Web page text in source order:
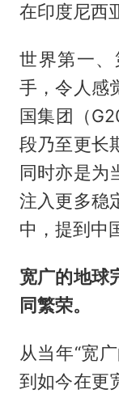
在印度尼西
世界第一
手，令人感
国集团（
段乃至更长
同时亦是为
注入更多稳
中，提到中
宽广的地球
同繁荣。
从当年“宽
到如今在更